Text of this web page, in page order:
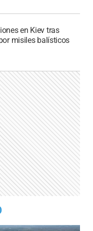
en Kiev tras
misiles balísticos